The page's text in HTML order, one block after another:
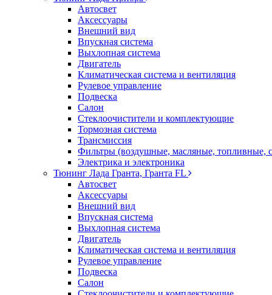
Автосвет
Аксессуары
Внешний вид
Впускная система
Выхлопная система
Двигатель
Климатическая система и вентиляция
Рулевое управление
Подвеска
Салон
Стеклоочистители и комплектующие
Тормозная система
Трансмиссия
Фильтры (воздушные, масляные, топливные,
Электрика и электроника
Тюнинг Лада Гранта, Гранта FL
Автосвет
Аксессуары
Внешний вид
Впускная система
Выхлопная система
Двигатель
Климатическая система и вентиляция
Рулевое управление
Подвеска
Салон